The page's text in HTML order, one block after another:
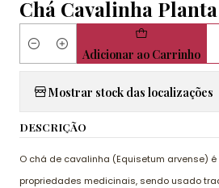
Chá Cavalinha
QuantidadeAdicionar ao Carrinho
Mostrar stock das localizações
DESCRIÇÃO
O chá de cavalinha (Equisetum arvense)
propriedades medicinais, sendo usado